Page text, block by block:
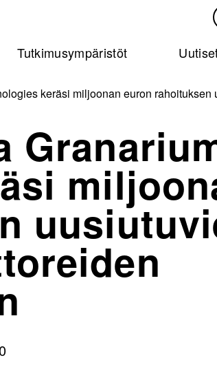
Tutkimusympäristöt
keräsi miljoonan euron